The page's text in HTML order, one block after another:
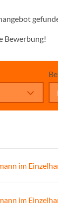
Bewerbung!
im
im